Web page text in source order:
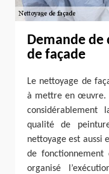
Demande de
de façade
Le nettoyage de
à mettre en œuvre.
considérablement
qualité de
nettoyage est aussi
de fonctionnement
organisé